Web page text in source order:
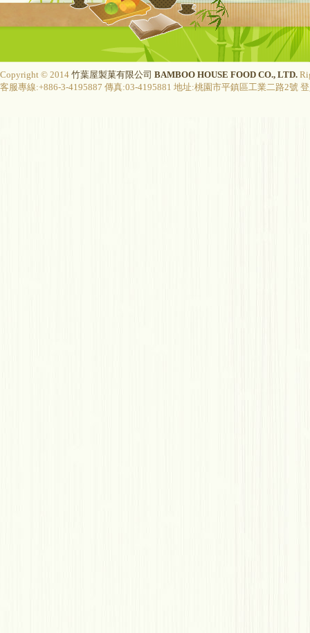
Copyright © 2014 竹葉屋製菓有限公司 BAMBOO HOUSE FOOD CO., LTD.
客服專線:+886-3-4195887 傳真:03-4195881 地址:桃園市平鎮區工業二路2號